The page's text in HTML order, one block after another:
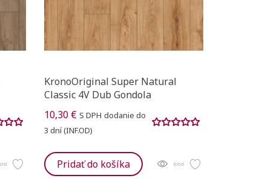
KronoOriginal Super Natural
Classic 4V Dub Gondola
10,30 € S DPH dodanie do
3 dní (INF.OD)
Pridať do košíka